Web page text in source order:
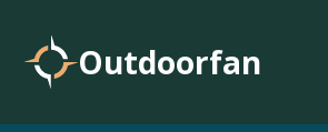
Outdoorfan